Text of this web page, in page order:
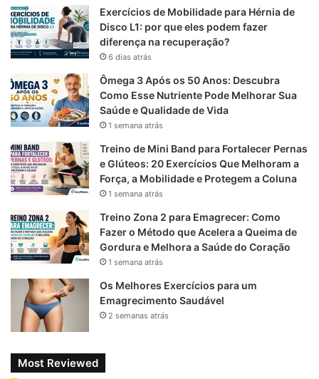
agir” no sentido clássico de treino + suplemento =
adaptação. Assim, os “lucros” em termos musculares
ou de performance serão mínimos ou inexistentes.
observado com creatina (em grande parte por
retenção de água nos músculos) seja interpretado
erroneamente como “ganho muscular”, quando na
limitar à água.
Riscos ou efeitos indesejados
Em pessoas comproblemas renais ou hepáticos
uso de creatina deve ser supervisionado, mesmo se
não treinam, porque o metabolismo do suplemento
confundir exames.
Mesmo em pessoas saudáveis, efeitos como inchaço
(retenção de água), desconforto gastrointestinal ou
Sem exercício, o suplemento pode dar uma falsa
Exercícios de Mobilidade para Hérnia de
Disco L1: por que eles podem fazer
diferença na recuperação?
6 dias atrás
Ômega 3 Após os 50 Anos: Descubra
Como Esse Nutriente Pode Melhorar Sua
Saúde e Qualidade de Vida
1 semana atrás
Treino de Mini Band para Fortalecer Pernas
e Glúteos: 20 Exercícios Que Melhoram a
Força, a Mobilidade e Protegem a Coluna
1 semana atrás
Treino Zona 2 para Emagrecer: Como
Fazer o Método que Acelera a Queima de
Gordura e Melhora a Saúde do Coração
1 semana atrás
Os Melhores Exercícios para um
Emagrecimento Saudável
2 semanas atrás
Most Reviewed